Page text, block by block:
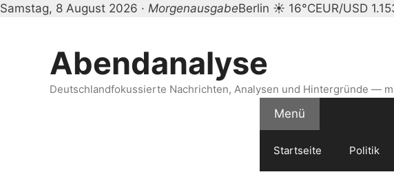
Samstag, 8 August 2026 · MorgenausgabeBerlin ☀ 16°CEUR/USD
Abendanalyse
Deutschlandfokussierte Nachrichten, Analysen und Hintergründe —
Menü
Startseite Politik